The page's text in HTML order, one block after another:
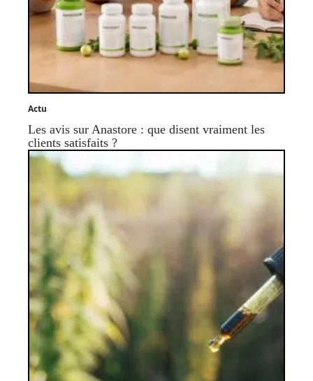
Actu
Les avis sur Anastore : que disent vraiment les
clients satisfaits ?